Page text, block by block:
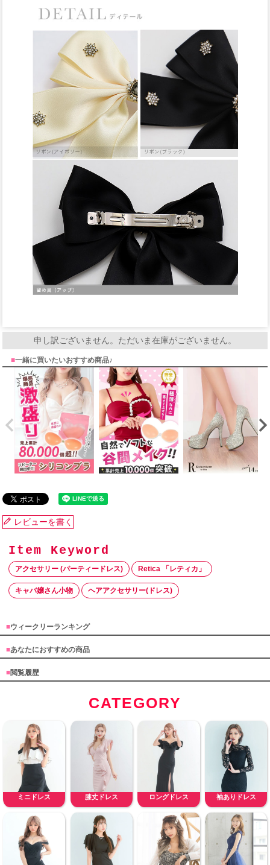
申し訳ございません。ただいま在庫がございません。
■一緒に買いたいおすすめ商品♪
レビューを書く
アクセサリー (パーティードレス) Retica 「レティカ」
キャバ嬢さん小物 ヘアアクセサリー(ドレス)
■ウィークリーランキング
■あなたにおすすめの商品
■閲覧履歴
CATEGORY
ミニドレス 膝丈ドレス ロングドレス 袖ありドレス